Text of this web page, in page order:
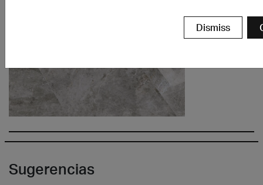
Sugerencias
Dismiss